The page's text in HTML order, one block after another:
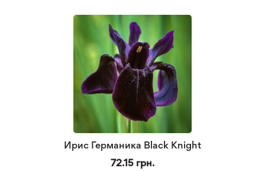
Ирис Германика Black Knight
72.15 грн.